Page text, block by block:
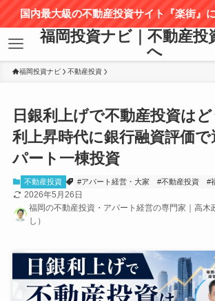
国内最大級の不動産投資サイト『楽街』
福岡投資ナビ｜不動産投
へ
福岡投資ナビ 不動産投資
日銀利上げで不動産投資は
利上昇時代に銀行融資評価
パート一棟投資
不動産投資 #アパート経営・大家 #不動産投資 #
2026年5月26日
福岡の不動産投資・アパート経営の専門家｜高木
し）